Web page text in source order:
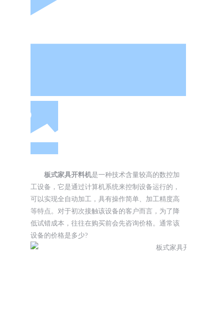
板式家具开料机是一种技术含量较高的数控加
工设备，它是通过计算机系统来控制设备运行的，
可以实现全自动加工，具有操作简单、加工精度高
等特点。对于初次接触该设备的客户而言，为了降
低试错成本，往往在购买前会先咨询价格。通常该
设备的价格是多少?